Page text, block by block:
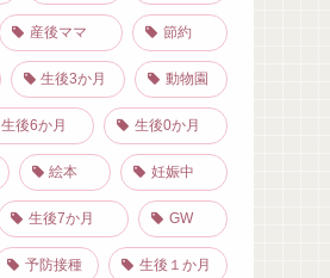
産後ママ 節約
生後3か月 動物園
生後6か月 生後0か月
絵本 妊娠中
生後7か月 GW
予防接種 生後１か月